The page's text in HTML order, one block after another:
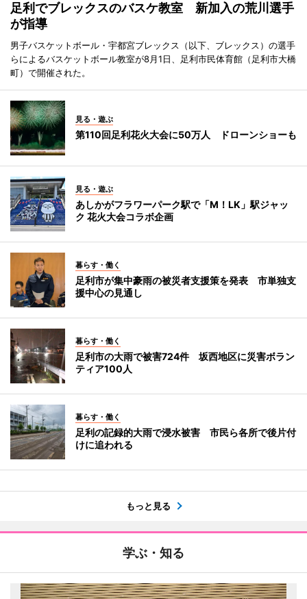
足利でブレックスのバスケ教室 新加入の荒川選手
が指導
男子バスケットボール・宇都宮ブレックス（以下、ブレックス）の選手
らによるバスケットボール教室が8月1日、足利市民体育館（足利市大橋
町）で開催された。
見る・遊ぶ
第110回足利花火大会に50万人 ドローンショーも
見る・遊ぶ
あしかがフラワーパーク駅で「M！LK」駅ジャッ
ク 花火大会コラボ企画
暮らす・働く
足利市が集中豪雨の被災者支援策を発表 市単独支
援中心の見通し
暮らす・働く
足利市の大雨で被害724件 坂西地区に災害ボラン
ティア100人
暮らす・働く
足利の記録的大雨で浸水被害 市民ら各所で後片付
けに追われる
もっと見る
学ぶ・知る